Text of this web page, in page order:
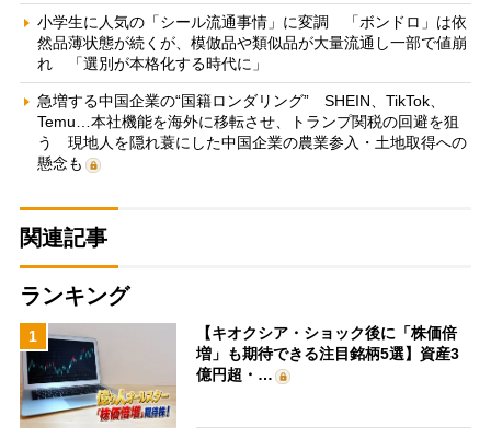
小学生に人気の「シール流通事情」に変調 「ボンドロ」は依
然品薄状態が続くが、模倣品や類似品が大量流通し一部で値崩
れ 「選別が本格化する時代に」
急増する中国企業の“国籍ロンダリング” SHEIN、TikTok、
Temu…本社機能を海外に移転させ、トランプ関税の回避を狙
う 現地人を隠れ蓑にした中国企業の農業参入・土地取得への
懸念も
関連記事
ランキング
1
【キオクシア・ショック後に「株価倍
増」も期待できる注目銘柄5選】資産3
億円超・…